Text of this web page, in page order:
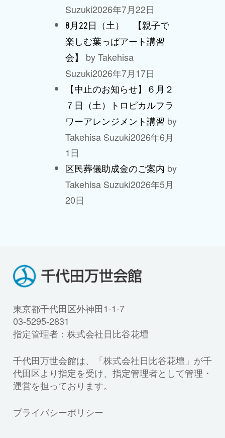
Suzuki2026年7月22日
8月22日（土） 【親子で
楽しむ葉っぱアート講習
会】
by Takehisa
Suzuki2026年7月17日
【中止のお知らせ】６月２
７日（土）トロピカルフラ
ワーアレンジメント講習 by
Takehisa Suzuki2026年6月
1日
区民葬儀助成金のご案内 by
Takehisa Suzuki2026年5月
20日
東京都千代田区外神田1-1-7
03-5295-2831
指定管理者：株式会社日比谷花壇
千代田万世会館は、「株式会社日比谷花壇」が千
代田区より指定を受け、指定管理者として管理・
運営を担っております。
プライバシーポリシー